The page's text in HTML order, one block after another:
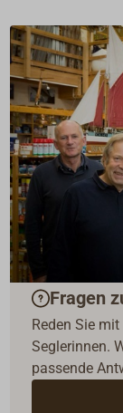
Fragen
Reden Sie
Seglerinnen.
passende